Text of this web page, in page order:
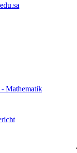
- Mathematik